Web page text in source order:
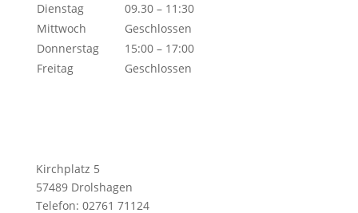
Dienstag
09.30 – 11:30
Mittwoch
Geschlossen
Donnerstag
15:00 – 17:00
Freitag
Geschlossen
Kirchplatz 5
57489 Drolshagen
Telefon: 02761 71124